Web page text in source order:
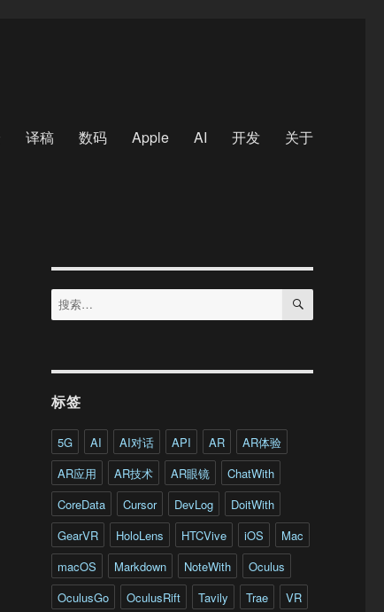
译稿 数码 Apple AI 开发 关于
搜
索：
搜
标签
5G AI AI对话 API AR
AR体验
AR应用
AR技术 AR眼镜
ChatWith
CoreData
Cursor DevLog
DoitWith
GearVR
HoloLens HTCVive iOS
Mac
macOS
Markdown NoteWith
Oculus
OculusGo
OculusRift Tavily Trae
VR